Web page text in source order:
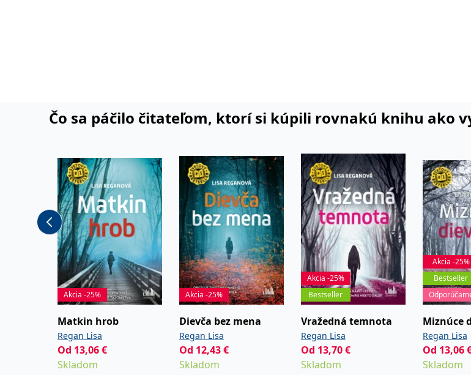
Čo sa páčilo čitateľom, ktorí si kúpili rovnakú knihu ako
Akcia -25%
Matkin hrob
Regan Lisa
Od 13,06€
Skladom
Akcia -25%
Dievča bez mena
Regan Lisa
Od 12,43€
Skladom
Akcia -25%
Bestseller
Vražedná temnota
Regan Lisa
Od 13,70€
Skladom
Akcia -25%
Bestseller
Miznúce
Regan Lisa
Od 13,06
Skladom